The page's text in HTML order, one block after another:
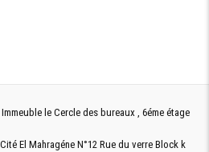
le Cercle des bureaux , 6éme étage
El Mahragéne N°12 Rue du verre Block k